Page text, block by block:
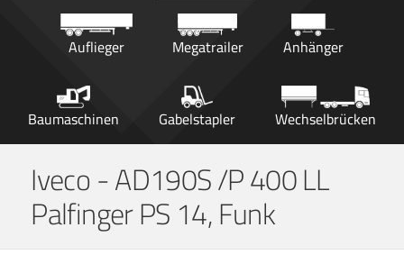
Auflieger Megatrailer Anhänger
Baumaschinen Gabelstapler Wechselbrücken
Iveco - AD190S /P 400 LL
Palfinger PS 14, Funk